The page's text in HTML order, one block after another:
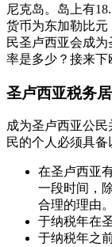
尼克岛。岛上有
货币为东加勒比元
民圣卢西亚会成
率是多少？接来
圣卢西亚税务
成为圣卢西亚公
民的个人必须具备
在圣卢西亚
一段时间，
合理的理由
于纳税年在
于纳税年之